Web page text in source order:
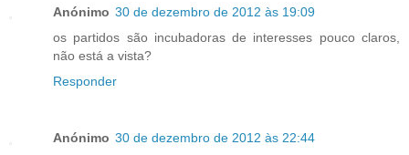
Anónimo 30 de dezembro de 2012 às 19:09
os partidos são incubadoras de interesses pouco claros,
não está a vista?
Responder
Anónimo 30 de dezembro de 2012 às 22:44